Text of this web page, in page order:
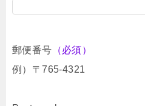
郵便番号 （必須）
例）〒765-4321